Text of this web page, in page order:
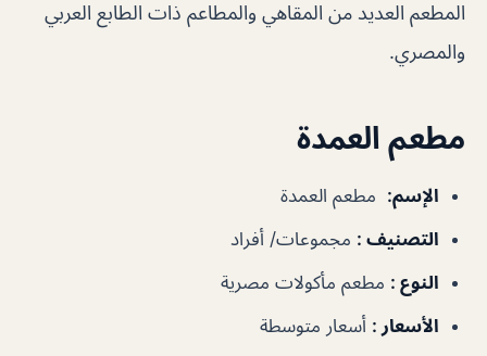
المطعم العديد من المقاهي والمطاعم ذات الطابع العربي
والمصري.
مطعم العمدة
الإسم: مطعم العمدة
التصنيف : مجموعات/ أفراد
النوع : مطعم مأكولات مصرية
الأسعار : أسعار متوسطة